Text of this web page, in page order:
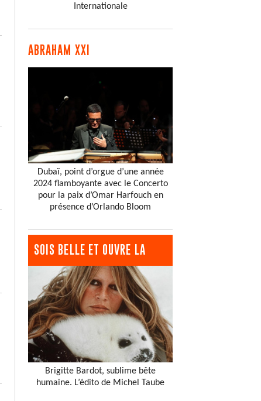
Internationale
ABRAHAM XXI
Dubaï, point d’orgue d’une année
2024 flamboyante avec le Concerto
pour la paix d’Omar Harfouch en
présence d’Orlando Bloom
SOIS BELLE ET OUVRE LA
Brigitte Bardot, sublime bête
humaine. L’édito de Michel Taube